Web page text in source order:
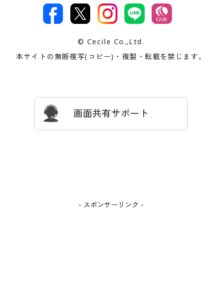
著作権・商標について 会社案内
プレゼント＆キャンペーン サイトマップ
交換・返品は お支払は
ついて
忘れの場合
© Cecile Co.,Ltd.
本サイトの無断複写(コピー)・複製・転載を禁じます。
画面共有サポート
- スポンサーリンク -